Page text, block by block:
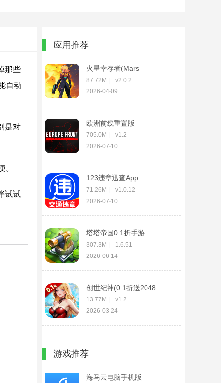
那些
自动
是对
。
试试
应用推荐
火星幸存者(Mars
Survivors)
87.72M | v2.0.2
2026-04-09
欧洲前线重置版
705.0M | v1.2
2026-07-10
123违章迅查App
71.26M | v1.0.12
2026-07-10
塔塔帝国0.1折手游
307.3M | 1.6.51
2026-06-14
创世纪神(0.1折送2048
抽)
13.77M | v1.2
2026-03-24
74.1M | v1.3.6
游戏推荐
海马云电脑手机版